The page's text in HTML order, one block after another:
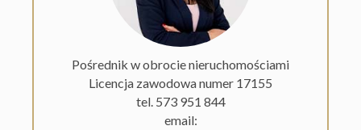
Pośrednik w obrocie nieruchomościami
Licencja zawodowa numer 17155
tel. 573 951 844
email: